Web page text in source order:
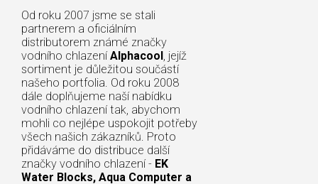
Od roku 2007 jsme se stali
partnerem a oficiálním
distributorem známé značky
vodního chlazení Alphacool, jejíž
sortiment je důležitou součástí
našeho portfolia. Od roku 2008
dále doplňujeme naší nabídku
vodního chlazení tak, abychom
mohli co nejlépe uspokojit potřeby
všech našich zákazníků. Proto
přidáváme do distribuce další
značky vodního chlazení - EK
Water Blocks, Aqua Computer a